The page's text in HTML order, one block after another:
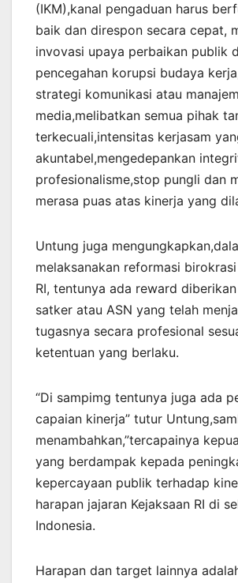
(IKM),kanal pengaduan harus
baik dan direspon secara cepat,
invovasi upaya perbaikan publik
pencegahan korupsi budaya
strategi komunikasi atau
media,melibatkan semua pihak
terkecuali,intensitas kerjasam
akuntabel,mengedepankan
profesionalisme,stop pungli dan
merasa puas atas kinerja yang
Untung juga
melaksanakan reformasi
RI, tentunya ada reward
satker atau ASN yang telah
tugasnya secara profesional
ketentuan yang berlaku.
“Di sampimg tentunya juga ada
capaian kinerja” tutur
menambahkan,”tercapainya
yang berdampak kepada
kepercayaan publik terhadap
harapan jajaran Kejaksaan RI di
Indonesia.
Harapan dan target lainnya